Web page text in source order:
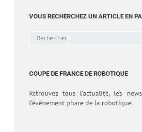
VOUS RECHERCHEZ UN ARTICLE EN
Rechercher:
COUPE DE FRANCE DE ROBOTIQUE
Retrouvez tous l’actualité, les
l’événement phare de la robotique.